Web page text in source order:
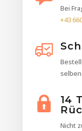
Bei
+43
14
Nicht